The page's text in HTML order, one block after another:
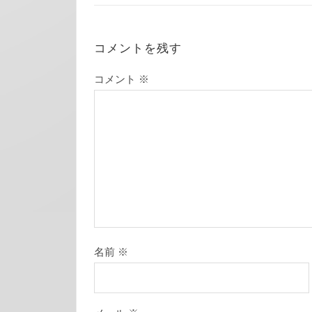
コメントを残す
コメント ※
名前 ※